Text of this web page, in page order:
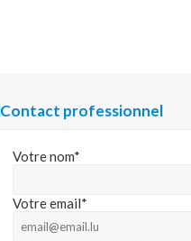
Contact professionnel
Votre nom*
Votre email*